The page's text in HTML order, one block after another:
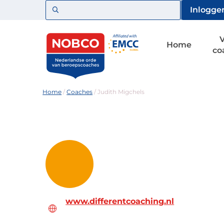
Zoeken
Home
Home /Coaches /Judith Migchels
www.differentcoaching.nl